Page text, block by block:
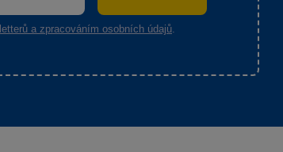
a zpracováním osobních údajů